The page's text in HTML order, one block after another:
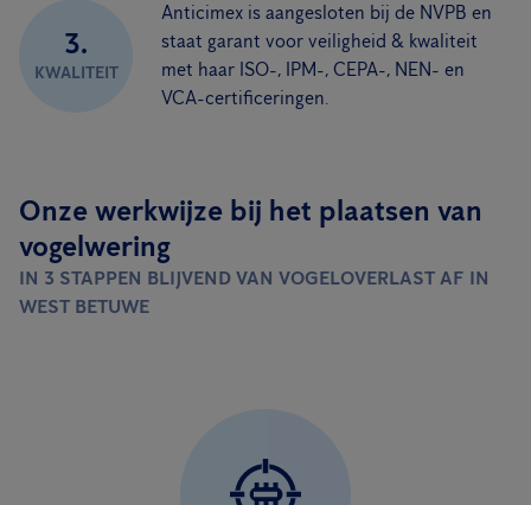
3.
KWALITEIT
Anticimex is aangesloten bij de NVPB en
staat garant voor veiligheid & kwaliteit
met haar ISO-, IPM-, CEPA-, NEN- en
VCA-certificeringen.
Onze werkwijze bij het plaatsen van
vogelwering
IN 3 STAPPEN BLIJVEND VAN VOGELOVERLAST AF IN
WEST BETUWE